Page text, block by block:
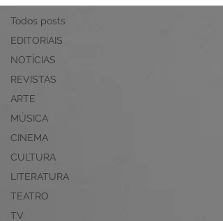
Todos posts
EDITORIAIS
NOTÍCIAS
REVISTAS
ARTE
MÚSICA
CINEMA
CULTURA
LITERATURA
TEATRO
TV